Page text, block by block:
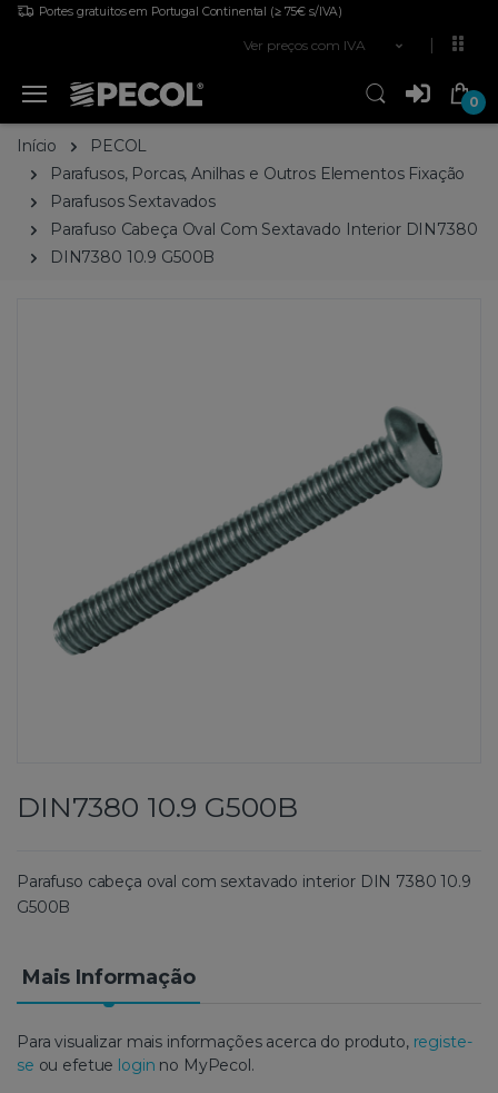
Portes gratuitos em Portugal Continental (≥ 75€ s/IVA)
Ver preços com IVA
0
Início
PECOL
Parafusos, Porcas, Anilhas e Outros Elementos Fixação
Parafusos Sextavados
Parafuso Cabeça Oval Com Sextavado Interior DIN7380
DIN7380 10.9 G500B
DIN7380 10.9 G500B
Parafuso cabeça oval com sextavado interior DIN 7380 10.9
G500B
Mais Informação
Para visualizar mais informações acerca do produto, registe-
se ou efetue login no MyPecol.